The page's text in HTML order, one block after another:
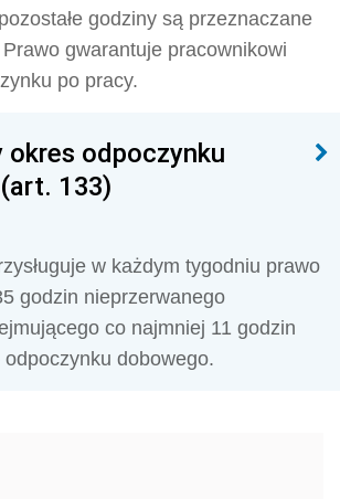
godziny są przeznaczane
gwarantuje pracownikowi
po pracy.
okres odpoczynku
133)
w każdym tygodniu prawo
godzin nieprzerwanego
co najmniej 11 godzin
dobowego.